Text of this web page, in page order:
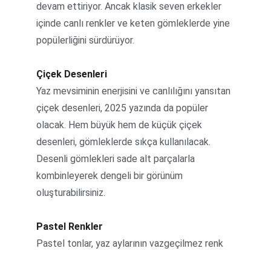
devam ettiriyor. Ancak klasik seven erkekler
içinde canlı renkler ve keten gömleklerde yine
popülerliğini sürdürüyor.
Çiçek Desenleri
Yaz mevsiminin enerjisini ve canlılığını yansıtan
çiçek desenleri, 2025 yazında da popüler
olacak. Hem büyük hem de küçük çiçek
desenleri, gömleklerde sıkça kullanılacak.
Desenli gömlekleri sade alt parçalarla
kombinleyerek dengeli bir görünüm
oluşturabilirsiniz.
Pastel Renkler
Pastel tonlar, yaz aylarının vazgeçilmez renk